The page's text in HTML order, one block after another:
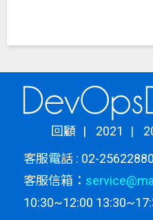
回顧 2021
客服電話 : 02-
客服信箱：
10:30~12:00